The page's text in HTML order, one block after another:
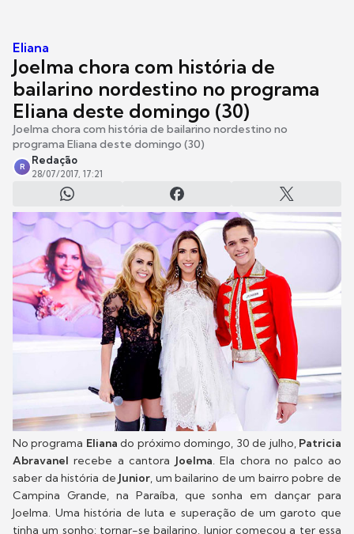
Eliana
Joelma chora com história de
bailarino nordestino no programa
Eliana deste domingo (30)
Joelma chora com história de bailarino nordestino no
programa Eliana deste domingo (30)
R
Redação
28/07/2017, 17:21
No programa Eliana do próximo domingo, 30 de julho, Patricia
Abravanel recebe a cantora Joelma. Ela chora no palco ao
saber da história deJunior, um bailarino de um bairro pobre de
Campina Grande, na Paraíba, que sonha em dançar para
Joelma. Uma história de luta e superação de um garoto que
tinha um sonho: tornar-se bailarino. Junior começou a ter essa